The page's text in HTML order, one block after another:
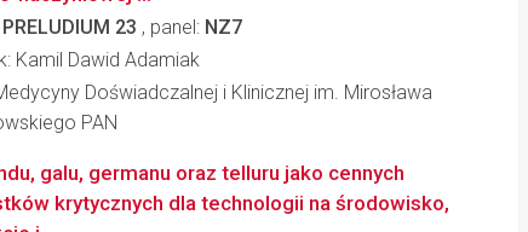
PRELUDIUM 23 , panel: NZ7
Kamil Dawid Adamiak
Doświadczalnej i Klinicznej im. Mirosława
PAN
galu, germanu oraz telluru jako cennych
krytycznych dla technologii na środowisko,